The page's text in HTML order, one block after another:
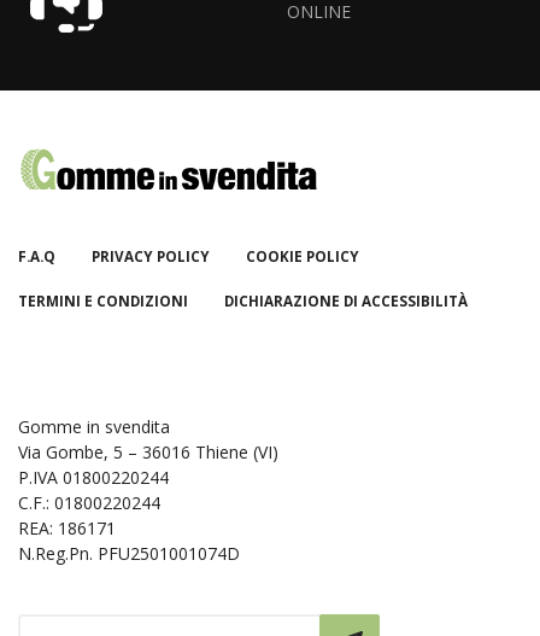
ONLINE
F.A.Q PRIVACY POLICY COOKIE POLICY
TERMINI E CONDIZIONI DICHIARAZIONE DI ACCESSIBILITÀ
Gomme in svendita
Via Gombe, 5 – 36016 Thiene (VI)
P.IVA 01800220244
C.F.: 01800220244
REA: 186171
N.Reg.Pn. PFU2501001074D